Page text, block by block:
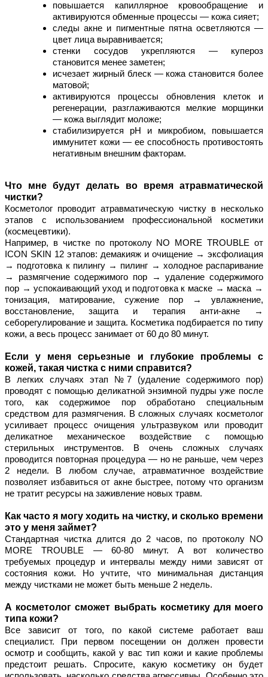
повышается капиллярное кровообращение и
активируются обменные процессы — кожа сияет;
следы акне и пигментные пятна осветляются —
цвет лица выравнивается;
стенки сосудов укрепляются — купероз
становится менее заметен;
исчезает жирный блеск — кожа становится более
матовой;
активируются процессы обновления клеток и
регенерации, разглаживаются мелкие морщинки
— кожа выглядит моложе;
стабилизируется pH и микробиом, повышается
иммунитет кожи — ее способность противостоять
негативным внешним факторам.
Что мне будут делать во время атравматической
чистки?
Косметолог проводит атравматическую чистку в несколько
этапов с использованием профессиональной косметики
(космецевтики).
Например, в чистке по протоколу NO MORE TROUBLE от
ICON SKIN 12 этапов: демакияж и очищение → эксфолиация
→ подготовка к пилингу → пилинг → холодное распаривание
→ размягчение содержимого пор → удаление содержимого
пор → успокаивающий уход и подготовка к маске → маска →
тонизация, матирование, сужение пор → увлажнение,
восстановление, защита и терапия анти-акне →
себорегулирование и защита. Косметика подбирается по типу
кожи, а весь процесс занимает от 60 до 80 минут.
Если у меня серьезные и глубокие проблемы с
кожей, такая чистка с ними справится?
В легких случаях этап №7 (удаление содержимого пор)
проводят с помощью деликатной энзимной пудры уже после
того, как содержимое пор обработано специальным
средством для размягчения. В сложных случаях косметолог
усиливает процесс очищения ультразвуком или проводит
деликатное механическое воздействие с помощью
стерильных инструментов. В очень сложных случаях
проводится повторная процедура — но не раньше, чем через
2 недели. В любом случае, атравматичное воздействие
позволяет избавиться от акне быстрее, потому что организм
не тратит ресурсы на заживление новых травм.
Как часто я могу ходить на чистку, и сколько времени
это у меня займет?
Стандартная чистка длится до 2 часов, по протоколу NO
MORE TROUBLE — 60-80 минут. А вот количество
требуемых процедур и интервалы между ними зависят от
состояния кожи. Но учтите, что минимальная дистанция
между чистками не может быть меньше 2 недель.
А косметолог сможет выбрать косметику для моего
типа кожи?
Все зависит от того, по какой системе работает ваш
специалист. При первом посещении он должен провести
осмотр и сообщить, какой у вас тип кожи и какие проблемы
предстоит решать. Спросите, какую косметику он будет